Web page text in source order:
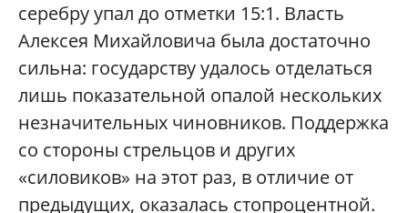
серебру упал до отметки 15:1. Власть
Алексея Михайловича была достаточно
сильна: государству удалось отделаться
лишь показательной опалой нескольких
незначительных чиновников. Поддержка
со стороны стрельцов и других
«силовиков» на этот раз, в отличие от
предыдущих, оказалась стопроцентной.